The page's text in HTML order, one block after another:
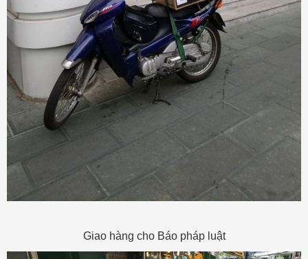
Giao hàng cho Báo pháp luật